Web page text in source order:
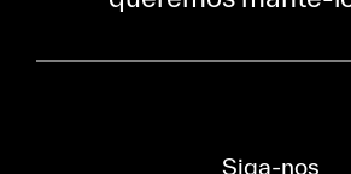
Subscreva a nossa Newsletter
Siga-nos